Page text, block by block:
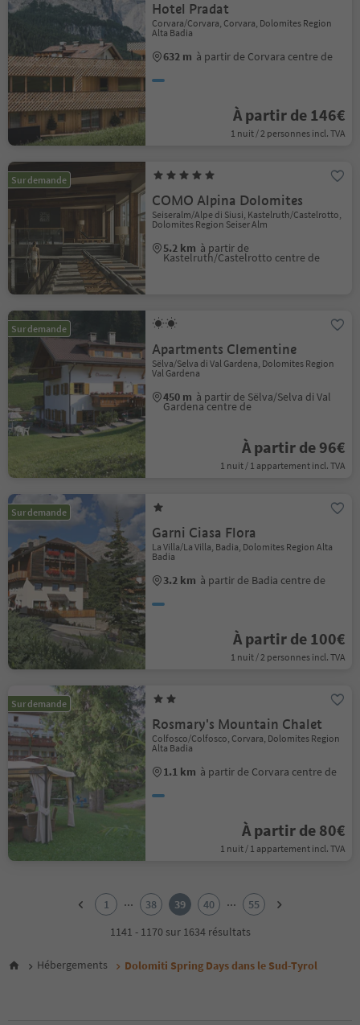
Hotel Pradat
Corvara/Corvara, Corvara, Dolomites Region
Alta Badia
632 m à partir de Corvara centre de
À partir de 146€
1 nuit / 2 personnes incl. TVA
Sur demande
COMO Alpina Dolomites
Seiseralm/Alpe di Siusi, Kastelruth/Castelrotto,
Dolomites Region Seiser Alm
5.2 km à partir de
Kastelruth/Castelrotto centre de
Sur demande
Apartments Clementine
Sëlva/Selva di Val Gardena, Dolomites Region
Val Gardena
450 m à partir de Sëlva/Selva di Val
Gardena centre de
À partir de 96€
1 nuit / 1 appartement incl. TVA
Sur demande
Garni Ciasa Flora
La Villa/La Villa, Badia, Dolomites Region Alta
Badia
3.2 km à partir de Badia centre de
À partir de 100€
1 nuit / 2 personnes incl. TVA
Sur demande
Rosmary's Mountain Chalet
Colfosco/Colfosco, Corvara, Dolomites Region
Alta Badia
1.1 km à partir de Corvara centre de
À partir de 80€
1 nuit / 1 appartement incl. TVA
6
1 ... 38 39 40 ...
55
1141 - 1170 sur 1634 résultats
Hébergements Dolomiti Spring Days dans le Sud-Tyrol